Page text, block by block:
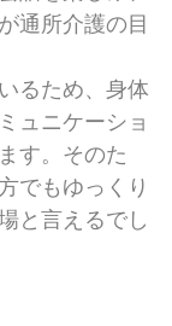
通所介護の目
るため、身体
ュニケーショ
す。そのた
でもゆっくり
と言えるでし